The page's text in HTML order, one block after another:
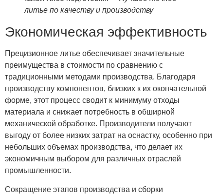
литье по качеству и производству
Экономическая эффективность
Прецизионное литье обеспечивает значительные
преимущества в стоимости по сравнению с
традиционными методами производства. Благодаря
производству компонентов, близких к их окончательной
форме, этот процесс сводит к минимуму отходы
материала и снижает потребность в обширной
механической обработке. Производители получают
выгоду от более низких затрат на оснастку, особенно при
небольших объемах производства, что делает их
экономичным выбором для различных отраслей
промышленности.
Сокращение этапов производства и сборки